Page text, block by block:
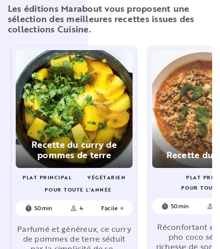
Les éditions Marabout vous proposent une
sélection des meilleures recettes issues des
collections Cuisine.
Recette du curry de
pommes de terre
PLAT PRINCIPAL
VÉGÉTARIEN
POUR TOUTE L'ANNÉE
timer 50min person_outline 4 Facile ⭐
Parfumé et généreux, ce curry
de pommes de terre séduit
Recette du
PLAT
POUR
timer 50min person_outline
Réconfortant et
pho coco
richesse de son